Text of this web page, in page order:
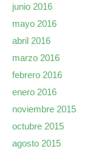
junio 2016
mayo 2016
abril 2016
marzo 2016
febrero 2016
enero 2016
noviembre 2015
octubre 2015
agosto 2015